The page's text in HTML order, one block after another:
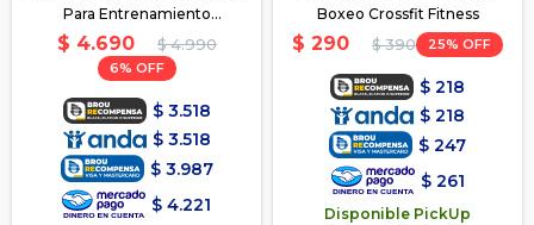
Para Entrenamiento
50x60x75cm
$ 4.690 $ 4.990
6
$ 3.518
$ 3.518
$ 3.987
$ 4.221
Boxeo Crossfit Fitness
$ 290 $ 390 25
$ 218
$ 218
$ 247
$ 261
Disponible PickUp